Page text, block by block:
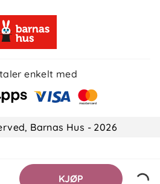
enkelt med
Barnas Hus - 2026
KJØP